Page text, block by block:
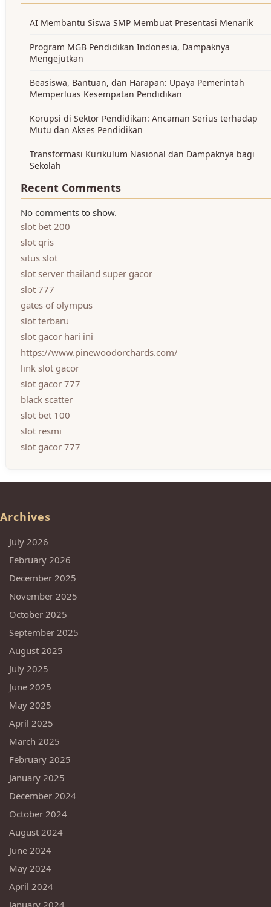
AI Membantu Siswa SMP Membuat Presentasi Menarik
Program MGB Pendidikan Indonesia, Dampaknya
Mengejutkan
Beasiswa, Bantuan, dan Harapan: Upaya Pemerintah
Memperluas Kesempatan Pendidikan
Korupsi di Sektor Pendidikan: Ancaman Serius terhadap
Mutu dan Akses Pendidikan
Transformasi Kurikulum Nasional dan Dampaknya bagi
Sekolah
Recent Comments
No comments to show.
slot bet 200
slot qris
situs slot
slot server thailand super gacor
slot 777
gates of olympus
slot terbaru
slot gacor hari ini
https://www.pinewoodorchards.com/
link slot gacor
slot gacor 777
black scatter
slot bet 100
slot resmi
slot gacor 777
Archives
July 2026
February 2026
December 2025
November 2025
October 2025
September 2025
August 2025
July 2025
June 2025
May 2025
April 2025
March 2025
February 2025
January 2025
December 2024
October 2024
August 2024
June 2024
May 2024
April 2024
January 2024